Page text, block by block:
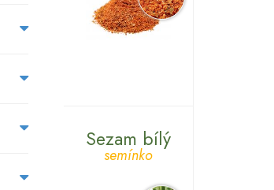
Sezam bílý
semínko